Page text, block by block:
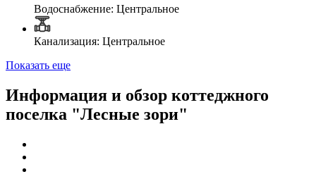
Водоснабжение: Центральное
Канализация: Центральное
Показать еще
Информация и обзор коттеджного
поселка "Лесные зори"